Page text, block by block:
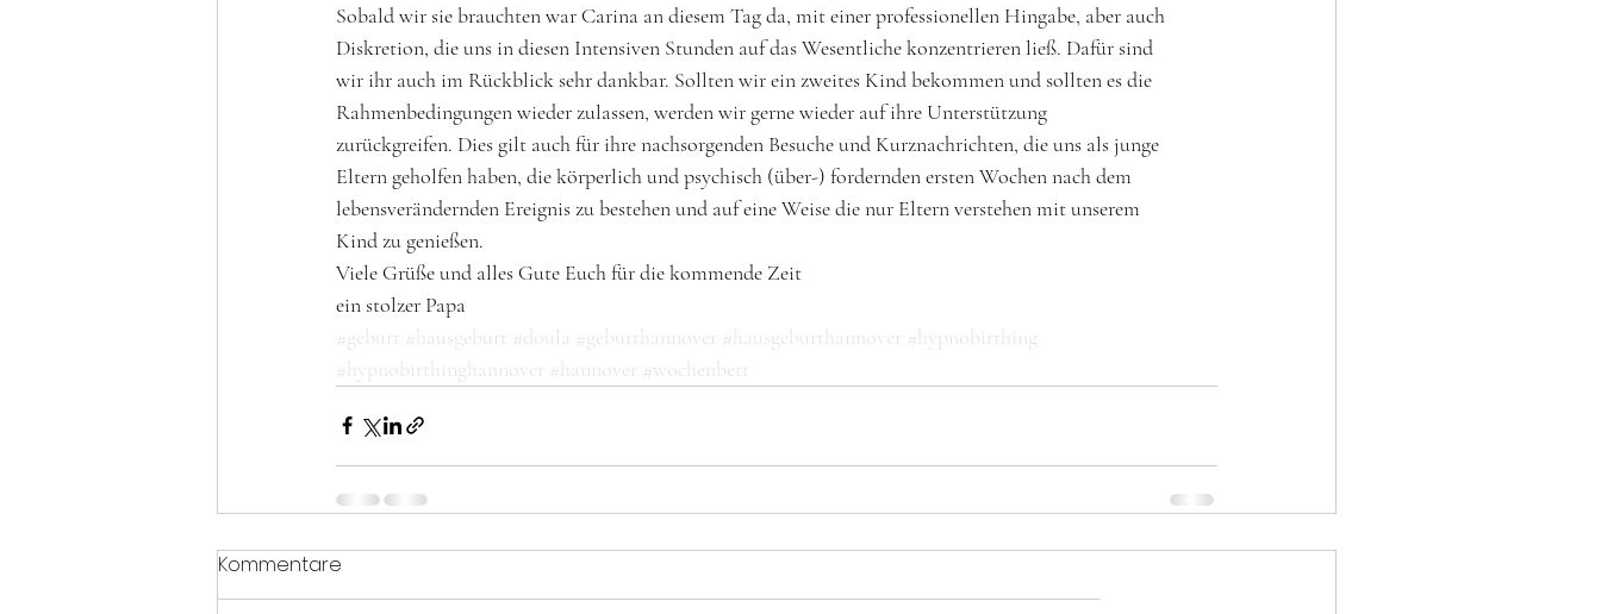
Sobald wir sie brauchten war Carina an diesem Tag da, mit einer professionellen Hingabe, aber auch
Diskretion, die uns in diesen Intensiven Stunden auf das Wesentliche konzentrieren ließ. Dafür sind
wir ihr auch im Rückblick sehr dankbar. Sollten wir ein zweites Kind bekommen und sollten es die
Rahmenbedingungen wieder zulassen, werden wir gerne wieder auf ihre Unterstützung
zurückgreifen. Dies gilt auch für ihre nachsorgenden Besuche und Kurznachrichten, die uns als junge
Eltern geholfen haben, die körperlich und psychisch (über-) fordernden ersten Wochen nach dem
lebensverändernden Ereignis zu bestehen und auf eine Weise die nur Eltern verstehen mit unserem
Kind zu genießen.
Viele Grüße und alles Gute Euch für die kommende Zeit
ein stolzer Papa
#geburt #hausgeburt #doula #geburthannover #hausgeburthannover #hypnobirthing
#hypnobirthinghannover #hannover #wochenbett
Kommentare